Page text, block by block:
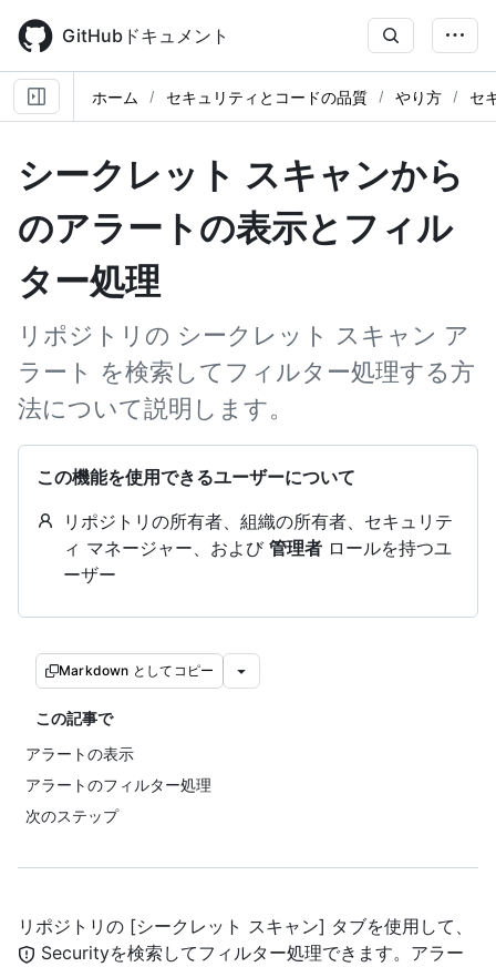
main
content
GitHubドキュメント
ホーム セキュリティとコードの品質 やり方 セ
シークレット スキャンから
のアラートの表示とフィル
ター処理
リポジトリの シークレット スキャン ア
ラート を検索してフィルター処理する方
法について説明します。
この機能を使用できるユーザーについて
リポジトリの所有者、組織の所有者、セキュリテ
ィ マネージャー、および 管理者 ロールを持つユ
ーザー
Markdown としてコピー
この記事で
アラートの表示
アラートのフィルター処理
次のステップ
リポジトリの [シークレット スキャン] タブを使用して、
Securityを検索してフィルター処理できます。アラー